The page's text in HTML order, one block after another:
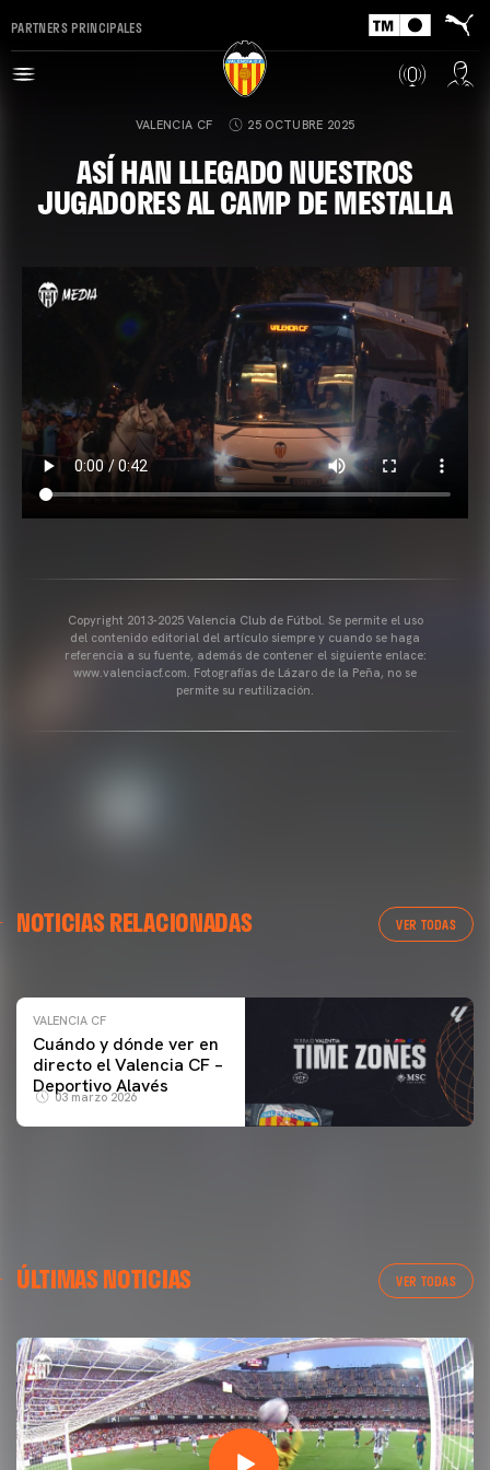
PARTNERS PRINCIPALES
VALENCIA CF 25 OCTUBRE 2025
ASÍ HAN LLEGADO NUESTROS
JUGADORES AL CAMP DE MESTALLA
Copyright 2013-2025 Valencia Club de Fútbol. Se permite el uso
del contenido editorial del artículo siempre y cuando se haga
referencia a su fuente, además de contener el siguiente enlace:
www.valenciacf.com. Fotografías de Lázaro de la Peña, no se
permite su reutilización.
NOTICIAS RELACIONADAS VER TODAS
ENTRENAMIENTO DEL VALENCIA CF 04/03/26
VALENCIA CF
Cuándo y dónde ver en
directo el Valencia CF –
Deportivo Alavés
03 marzo 2026
ÚLTIMAS NOTICIAS VER TODAS